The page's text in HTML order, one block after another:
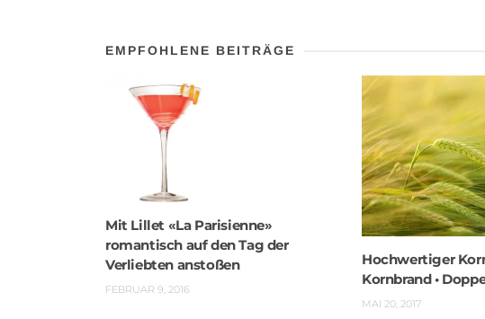
EMPFOHLENE BEITRÄGE
Mit Lillet «La Parisienne»
romantisch auf den Tag der
Verliebten anstoßen
FEBRUAR 9, 2016
Hochwertiger
Kornbrand •
MAI 20, 2017